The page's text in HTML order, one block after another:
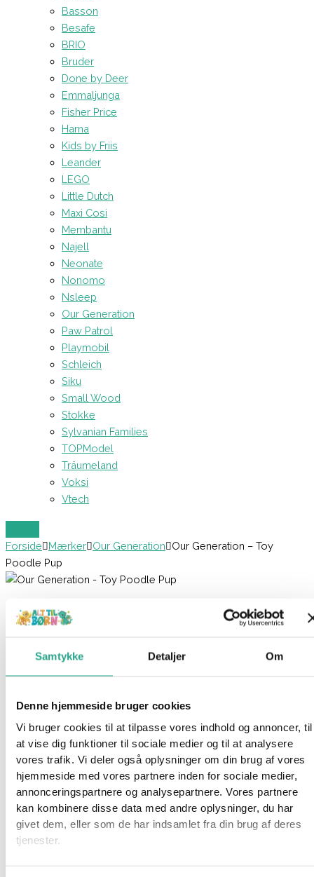
Samtykke Detaljer Om
Denne hjemmeside bruger cookies
Vi bruger cookies til at tilpasse vores indhold og annoncer, til
at vise dig funktioner til sociale medier og til at analysere
vores trafik. Vi deler også oplysninger om din brug af vores
hjemmeside med vores partnere inden for sociale medier,
annonceringspartnere og analysepartnere. Vores partnere
kan kombinere disse data med andre oplysninger, du har
givet dem, eller som de har indsamlet fra din brug af deres
tjenester.
Basson
Besafe
BRIO
Bruder
Done by Deer
Emmaljunga
Fisher Price
Hama
Kids by Friis
Leander
LEGO
Little Dutch
Maxi Cosi
Membantu
Najell
Neonate
Nonomo
Nsleep
Our Generation
Paw Patrol
Playmobil
Schleich
Siku
Small Wood
Stokke
Sylvanian Families
TOPModel
Träumeland
Voksi
Vtech
Forside Mærker Our Generation
Our Generation – Toy
Poodle Pup
Our Generation – Toy Poodle Pup
Ikke på lager
Generation
Beskrivelse
Spørg om produktet
Denne Our Generation Golden Poodle-hvalp har bevægelige
ben, så den kan sidde, strække sig, lægge sig ned og give
pote! Er du klar til et eventyr? Hold din bedste pelsede ven ved